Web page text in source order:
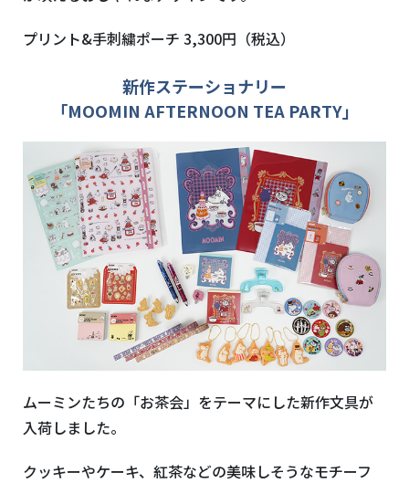
プリント&手刺繍ポーチ 3,300円（税込）
新作ステーショナリー
「MOOMIN AFTERNOON TEA PARTY」
ムーミンたちの「お茶会」をテーマにした新作文具が
入荷しました。
クッキーやケーキ、紅茶などの美味しそうなモチーフ